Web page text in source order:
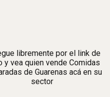
libremente por el link de
y vea quien vende Comidas
de Guarenas acá en su
sector